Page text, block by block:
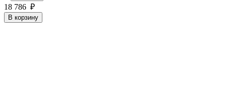
18 786 ₽
В корзину